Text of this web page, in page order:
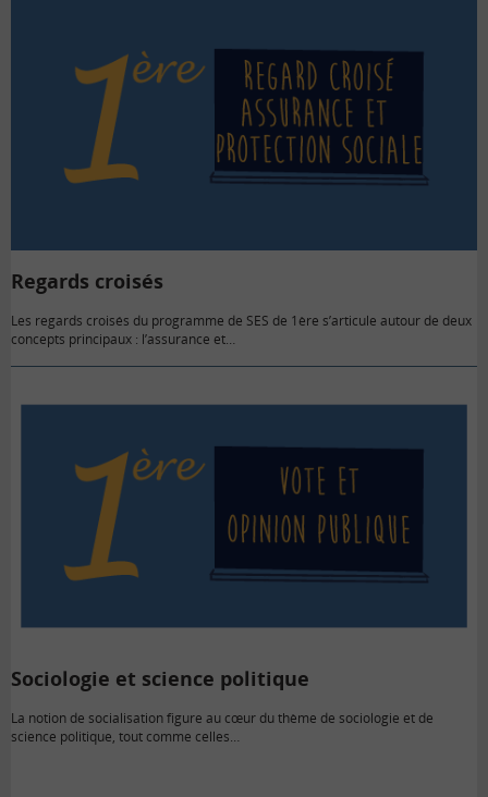
Regards croisés
Les regards croisés du programme de SES de 1ère s’articule autour de deux
concepts principaux : l’assurance et…
Sociologie et science politique
La notion de socialisation figure au cœur du thème de sociologie et de
science politique, tout comme celles…